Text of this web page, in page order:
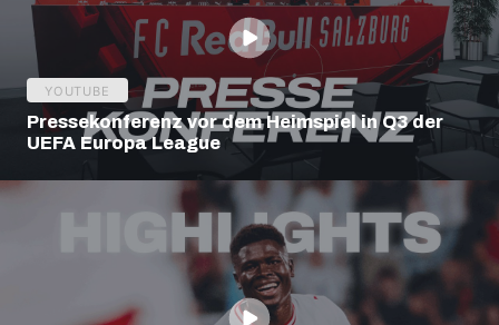
YOUTUBE
Pressekonferenz vor dem Heimspiel in Q3 der
UEFA Europa League